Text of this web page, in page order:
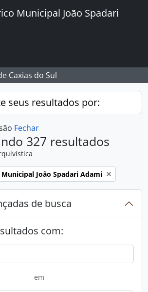
Municipal João Spadari
Caxias do Sul
seus resultados por:
Fechar
327 resultados
João Spadari Adami
de busca
com:
em